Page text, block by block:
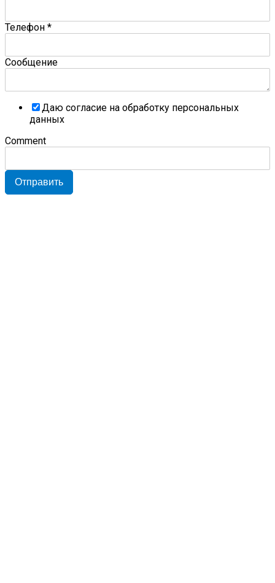
Телефон *
Сообщение
Даю согласие на обработку персональных
данных
Comment
Отправить